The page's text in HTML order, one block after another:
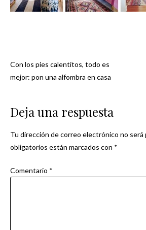
Navegación
Con los pies calentitos, todo es
mejor: pon una alfombra en casa
Deja una respuesta
Tu dirección de correo electrónico no será
obligatorios están marcados con *
Comentario *